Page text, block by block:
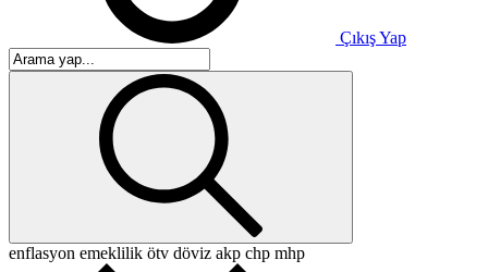
Çıkış Yap
enflasyon emeklilik ötv döviz akp chp mhp